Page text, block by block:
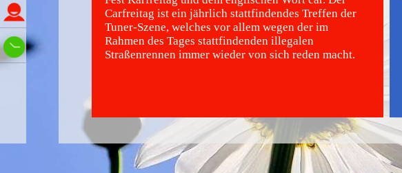
Namenstage
Wie spät ist es?
Carfreitag ist ein jährlich stattfindendes Treffen der
Tuner-Szene, welches vor allem wegen der im
Rahmen des Tages stattfindenden illegalen
Straßenrennen immer wieder von sich reden macht.